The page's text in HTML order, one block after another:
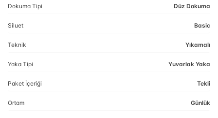
Dokuma Tipi Düz Dokuma
Siluet Basic
Teknik Yıkamalı
Yaka Tipi Yuvarlak Yaka
Paket İçeriği Tekli
Ortam Günlük